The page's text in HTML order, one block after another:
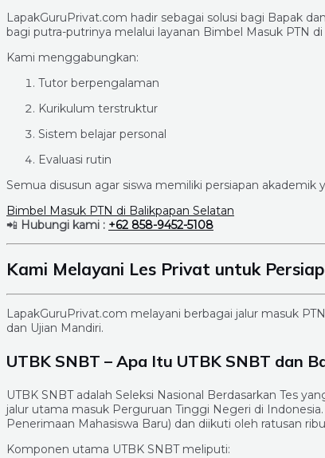
LapakGuruPrivat.com hadir sebagai solusi bagi Bapak
bagi putra-putrinya melalui layanan Bimbel Masuk PTN
Kami menggabungkan:
Tutor berpengalaman
Kurikulum terstruktur
Sistem belajar personal
Evaluasi rutin
Semua disusun agar siswa memiliki persiapan
Bimbel Masuk PTN di Balikpapan Selatan
📲 Hubungi kami : +62 858-9452-5108
Kami Melayani Les Privat untuk
LapakGuruPrivat.com melayani berbagai jalur masuk
dan Ujian Mandiri.
UTBK SNBT – Apa Itu UTBK SNBT dan
UTBK SNBT adalah Seleksi Nasional Berdasarkan Tes
jalur utama masuk Perguruan Tinggi Negeri di
Penerimaan Mahasiswa Baru) dan diikuti oleh ratusan
Komponen utama UTBK SNBT meliputi: